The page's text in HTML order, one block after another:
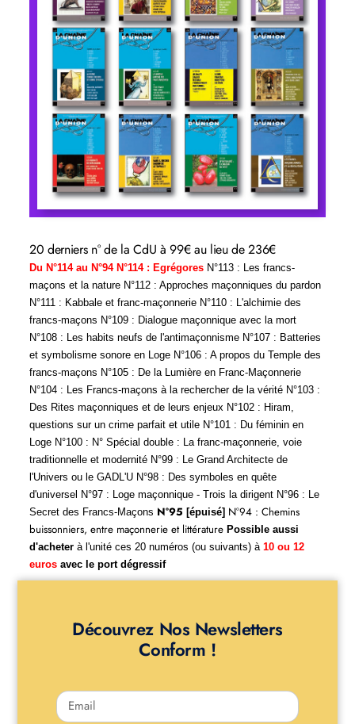
20 derniers n° de la CdU à 99€ au lieu de 236€
Du N°114 au N°94 N°114 : Egrégores N°113 : Les francs-
maçons et la nature N°112 : Approches maçonniques du pardon
N°111 : Kabbale et franc-maçonnerie N°110 : L'alchimie des
francs-maçons N°109 : Dialogue maçonnique avec la mort
N°108 : Les habits neufs de l'antimaçonnisme N°107 : Batteries
et symbolisme sonore en Loge N°106 : A propos du Temple des
francs-maçons N°105 : De la Lumière en Franc-Maçonnerie
N°104 : Les Francs-maçons à la rechercher de la vérité N°103 :
Des Rites maçonniques et de leurs enjeux N°102 : Hiram,
questions sur un crime parfait et utile N°101 : Du féminin en
Loge N°100 : N° Spécial double : La franc-maçonnerie, voie
traditionnelle et modernité N°99 : Le Grand Architecte de
l'Univers ou le GADL'U N°98 : Des symboles en quête
d'universel N°97 : Loge maçonnique - Trois la dirigent N°96 : Le
Secret des Francs-Maçons N°95 [épuisé] N°94 : Chemins
buissonniers, entre maçonnerie et littérature Possible aussi
d'acheter à l'unité ces 20 numéros (ou suivants) à 10 ou 12
euros avec le port dégressif
Découvrez Nos Newsletters
Conform !